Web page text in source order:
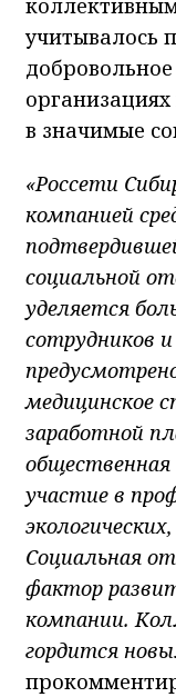
учитывалось
в значимые
«Россети
компанией
социальной
уделяется
сотрудников
медицинское
заработной
участие в
Социальная
фактор
компании.
гордится